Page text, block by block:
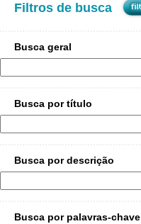
Filtros de busca
Busca geral
Busca por título
Busca por descrição
Busca por palavras-chave